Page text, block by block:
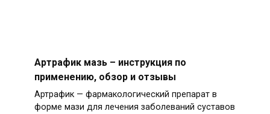
Артрафик мазь – инструкция по
применению, обзор и отзывы
Артрафик — фармакологический препарат в
форме мази для лечения заболеваний суставов